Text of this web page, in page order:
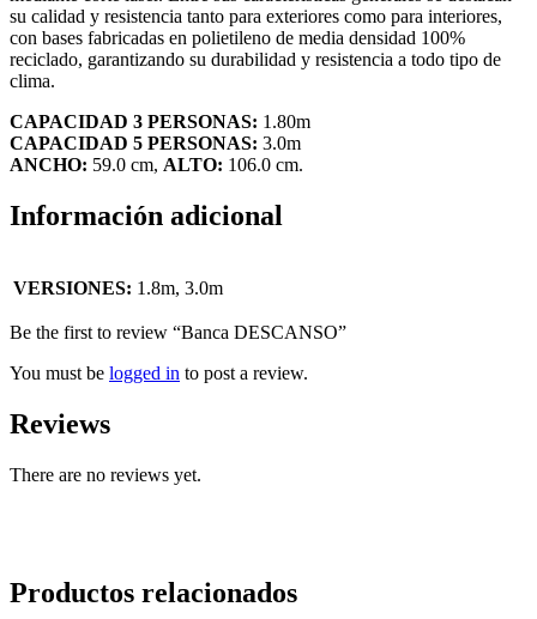
su calidad y resistencia tanto para exteriores como para interiores,
con bases fabricadas en polietileno de media densidad 100%
reciclado, garantizando su durabilidad y resistencia a todo tipo de
clima.
CAPACIDAD 3 PERSONAS: 1.80m
CAPACIDAD 5 PERSONAS: 3.0m
ANCHO: 59.0 cm, ALTO: 106.0 cm.
Información adicional
VERSIONES: 1.8m, 3.0m
Be the first to review “Banca DESCANSO”
You must be logged in to post a review.
Reviews
There are no reviews yet.
Productos relacionados